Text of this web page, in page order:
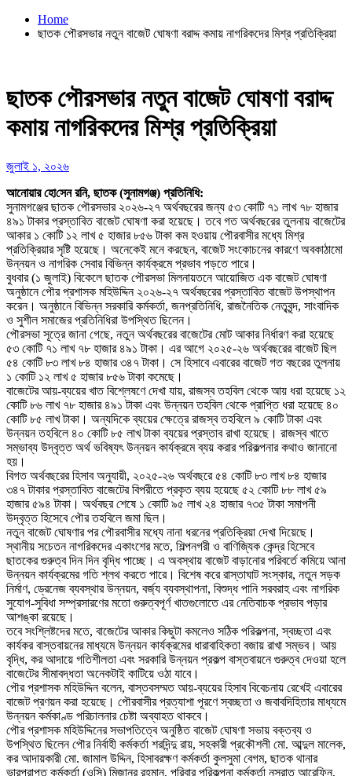
Home
ছাতক পৌরসভার নতুন বাজেট ঘোষণা বরাদ্দ কমায় নাগরিকদের মিশ্র প্রতিক্রিয়া
ছাতক পৌরসভার নতুন বাজেট ঘোষণা বরাদ্দ
কমায় নাগরিকদের মিশ্র প্রতিক্রিয়া
জুলাই ১, ২০২৬
আনোয়ার হো‌সেন র‌নি, ছাতক (সুনামগঞ্জ) প্রতিনিধি:
সুনামগঞ্জের ছাতক পৌরসভার ২০২৬-২৭ অর্থবছরের জন্য ৫৩ কোটি ৭১ লাখ ৭৮ হাজার
৪৯১ টাকার প্রস্তাবিত বাজেট ঘোষণা করা হয়েছে। তবে গত অর্থবছরের তুলনায় বাজেটের
আকার ১ কোটি ১২ লাখ ৫ হাজার ৮৫৬ টাকা কম হওয়ায় পৌরবাসীর মধ্যে মিশ্র
প্রতিক্রিয়ার সৃষ্টি হয়েছে। অনেকেই মনে করছেন, বাজেট সংকোচনের কারণে অবকাঠামো
উন্নয়ন ও নাগরিক সেবার বিভিন্ন কার্যক্রমে প্রভাব পড়তে পারে।
বুধবার (১ জুলাই) বিকেলে ছাতক পৌরসভা মিলনায়তনে আয়োজিত এক বাজেট ঘোষণা
অনুষ্ঠানে পৌর প্রশাসক মহিউদ্দিন ২০২৬-২৭ অর্থবছরের প্রস্তাবিত বাজেট উপস্থাপন
করেন। অনুষ্ঠানে বিভিন্ন সরকারি কর্মকর্তা, জনপ্রতিনিধি, রাজনৈতিক নেতৃবৃন্দ, সাংবাদিক
ও সুশীল সমাজের প্রতিনিধিরা উপস্থিত ছিলেন।
পৌরসভা সূত্রে জানা গেছে, নতুন অর্থবছরের বাজেটের মোট আকার নির্ধারণ করা হয়েছে
৫৩ কোটি ৭১ লাখ ৭৮ হাজার ৪৯১ টাকা। এর আগে ২০২৫-২৬ অর্থবছরের বাজেট ছিল
৫৪ কোটি ৮৩ লাখ ৮৪ হাজার ৩৪৭ টাকা। সে হিসাবে এবারের বাজেট গত বছরের তুলনায়
১ কোটি ১২ লাখ ৫ হাজার ৮৫৬ টাকা কমেছে।
বাজেটের আয়-ব্যয়ের খাত বিশ্লেষণে দেখা যায়, রাজস্ব তহবিল থেকে আয় ধরা হয়েছে ১২
কোটি ৮৬ লাখ ৭৮ হাজার ৪৯১ টাকা এবং উন্নয়ন তহবিল থেকে প্রাপ্তি ধরা হয়েছে ৪০
কোটি ৮৫ লাখ টাকা। অন্যদিকে ব্যয়ের ক্ষেত্রে রাজস্ব তহবিলে ৯ কোটি টাকা এবং
উন্নয়ন তহবিলে ৪০ কোটি ৮৫ লাখ টাকা ব্যয়ের প্রস্তাব রাখা হয়েছে। রাজস্ব খাতে
সম্ভাব্য উদ্বৃত্ত অর্থ ভবিষ্যৎ উন্নয়ন কার্যক্রমে ব্যয় করার পরিকল্পনার কথাও জানানো
হয়।
বিগত অর্থবছরের হিসাব অনুযায়ী, ২০২৫-২৬ অর্থবছরে ৫৪ কোটি ৮৩ লাখ ৮৪ হাজার
৩৪৭ টাকার প্রস্তাবিত বাজেটের বিপরীতে প্রকৃত ব্যয় হয়েছে ৫২ কোটি ৮৮ লাখ ৫৯
হাজার ৫৯৪ টাকা। অর্থবছর শেষে ১ কোটি ৯৫ লাখ ২৪ হাজার ৭৩৫ টাকা সমাপনী
উদ্বৃত্ত হিসেবে পৌর তহবিলে জমা ছিল।
নতুন বাজেট ঘোষণার পর পৌরবাসীর মধ্যে নানা ধরনের প্রতিক্রিয়া দেখা দিয়েছে।
স্থানীয় সচেতন নাগরিকদের একাংশের মতে, শিল্পনগরী ও বাণিজ্যিক কেন্দ্র হিসেবে
ছাতকের গুরুত্ব দিন দিন বৃদ্ধি পাচ্ছে। এ অবস্থায় বাজেট বাড়ানোর পরিবর্তে কমিয়ে আনা
উন্নয়ন কার্যক্রমের গতি শ্লথ করতে পারে। বিশেষ করে রাস্তাঘাট সংস্কার, নতুন সড়ক
নির্মাণ, ড্রেনেজ ব্যবস্থার উন্নয়ন, বর্জ্য ব্যবস্থাপনা, বিশুদ্ধ পানি সরবরাহ এবং নাগরিক
সুযোগ-সুবিধা সম্প্রসারণের মতো গুরুত্বপূর্ণ খাতগুলোতে এর নেতিবাচক প্রভাব পড়ার
আশঙ্কা রয়েছে।
তবে সংশ্লিষ্টদের মতে, বাজেটের আকার কিছুটা কমলেও সঠিক পরিকল্পনা, স্বচ্ছতা এবং
কার্যকর বাস্তবায়নের মাধ্যমে উন্নয়ন কার্যক্রমের ধারাবাহিকতা বজায় রাখা সম্ভব। আয়
বৃদ্ধি, কর আদায়ে গতিশীলতা এবং সরকারি উন্নয়ন প্রকল্প বাস্তবায়নে গুরুত্ব দেওয়া হলে
বাজেটের সীমাবদ্ধতা অনেকটাই কাটিয়ে ওঠা যাবে।
পৌর প্রশাসক মহিউদ্দিন বলেন, বাস্তবসম্মত আয়-ব্যয়ের হিসাব বিবেচনায় রেখেই এবারের
বাজেট প্রণয়ন করা হয়েছে। পৌরবাসীর প্রত্যাশা পূরণে স্বচ্ছতা ও জবাবদিহিতার মাধ্যমে
উন্নয়ন কর্মকাণ্ড পরিচালনার চেষ্টা অব্যাহত থাকবে।
পৌর প্রশাসক মহিউদ্দিনের সভাপতিত্বে অনুষ্ঠিত বাজেট ঘোষণা সভায় বক্তব্য ও
উপস্থিত ছিলেন পৌর নির্বাহী কর্মকর্তা শরদিন্দু রায়, সহকারী প্রকৌশলী মো. আব্দুল মালেক,
কর আদায়কারী মো. জামাল উদ্দিন, হিসাবরক্ষণ কর্মকর্তা কুলসুমা বেগম, ছাতক থানার
ভারপ্রাপ্ত কর্মকর্তা (ওসি) মিজানুর রহমান, পরিবার পরিকল্পনা কর্মকর্তা নুসরাত আরেফিন,